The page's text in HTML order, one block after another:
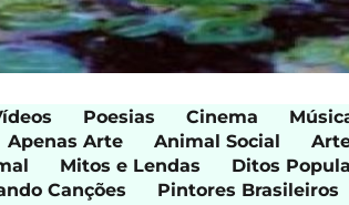
Poesias Cinema
Apenas Arte Animal Social
Mitos e Lendas Ditos
Canções Pintores Brasileiros